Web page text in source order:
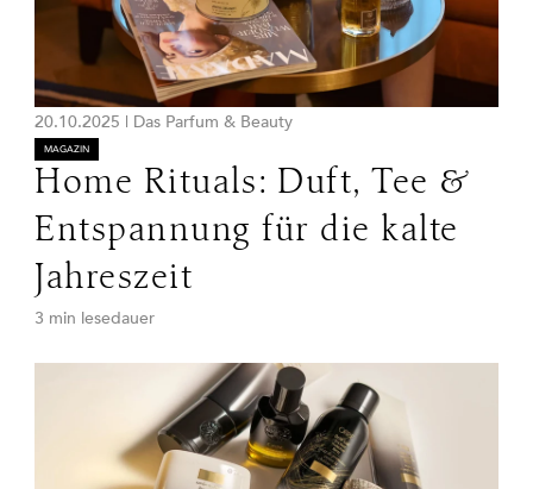
20.10.2025 | Das Parfum & Beauty
MAGAZIN
Home Rituals: Duft, Tee &
Entspannung für die kalte
Jahreszeit
3 min lesedauer